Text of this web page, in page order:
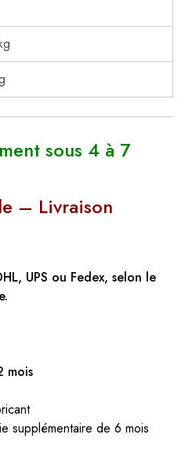
sous 4 à 7
– Livraison
UPS ou Fedex, selon le
mois
supplémentaire de 6 mois